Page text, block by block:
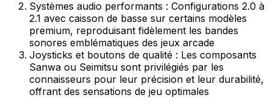
Systèmes audio performants : Configurations 2.0 à
2.1 avec caisson de basse sur certains modèles
premium, reproduisant fidèlement les bandes
sonores emblématiques des jeux arcade
Joysticks et boutons de qualité : Les composants
Sanwa ou Seimitsu sont privilégiés par les
connaisseurs pour leur précision et leur durabilité,
offrant des sensations de jeu optimales